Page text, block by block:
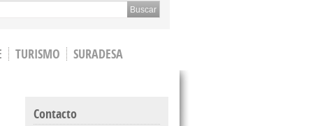
TURISMO
SURADESA
Contacto